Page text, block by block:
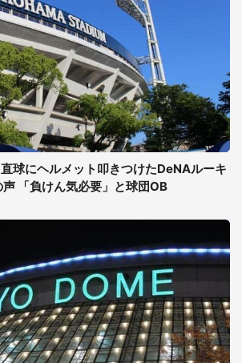
球にヘルメット叩きつけたDeNAルーキ
「負けん気必要」と球団OB